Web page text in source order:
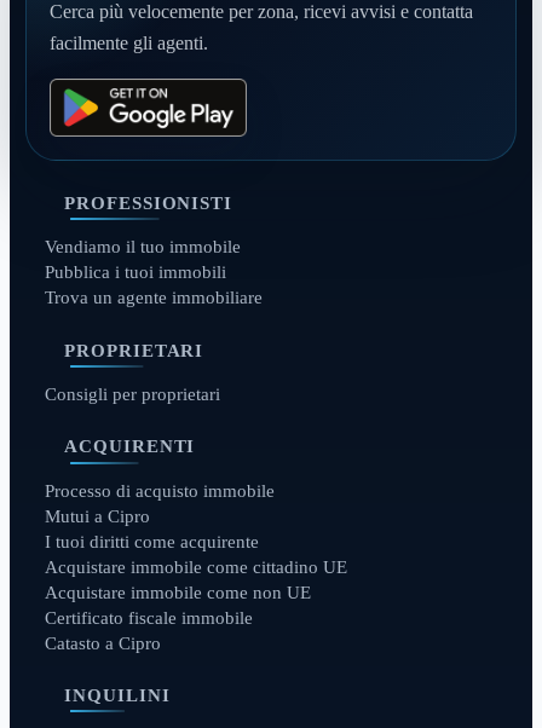
Cerca più velocemente per zona, ricevi avvisi e contatta
facilmente gli agenti.
PROFESSIONISTI
Vendiamo il tuo immobile
Pubblica i tuoi immobili
Trova un agente immobiliare
PROPRIETARI
Consigli per proprietari
ACQUIRENTI
Processo di acquisto immobile
Mutui a Cipro
I tuoi diritti come acquirente
Acquistare immobile come cittadino UE
Acquistare immobile come non UE
Certificato fiscale immobile
Catasto a Cipro
INQUILINI